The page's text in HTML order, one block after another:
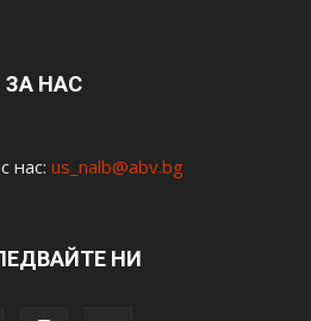
ЗА НАС
нас: us_nalb@abv.bg
НИ